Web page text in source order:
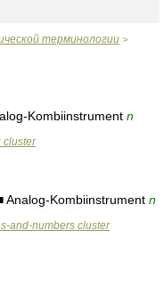
терминологии >
Kombiinstrument n
cluster
Analog-Kombiinstrument n
and-numbers cluster